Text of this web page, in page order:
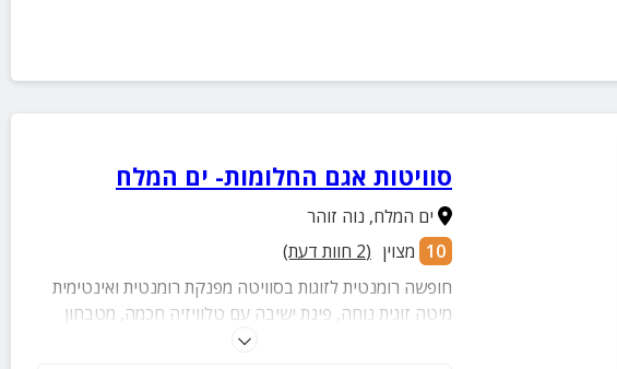
סוויטות אגם החלומות- ים המלח
ים המלח, נוה זוהר
10 מצוין (
2 חוות דעת)
חופשה רומנטית לזוגות בסוויטה מפנקת רומנטית ואינטימית
מיטה זוגית נוחה, פינת ישיבה עם טלוויזיה חכמה, מטבחון
מאובזר וחדר רחצה מעוצב. בחוץ – חצר פרטית עם בריכה